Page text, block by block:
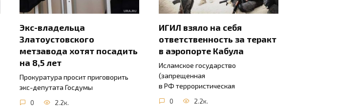
Экс-владельца
Златоустовского
метзавода хотят посадить
на 8,5 лет
Прокуратура просит приговорить
экс-депутата Госдумы
0 2.2к.
ИГИЛ взяло на себя
ответственность за теракт
в аэропорте Кабула
Исламское государство
(запрещенная
в РФ террористическая
0 2.2к.